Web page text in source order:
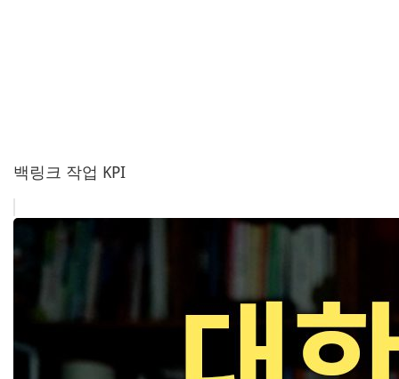
백링크 작업 KPI